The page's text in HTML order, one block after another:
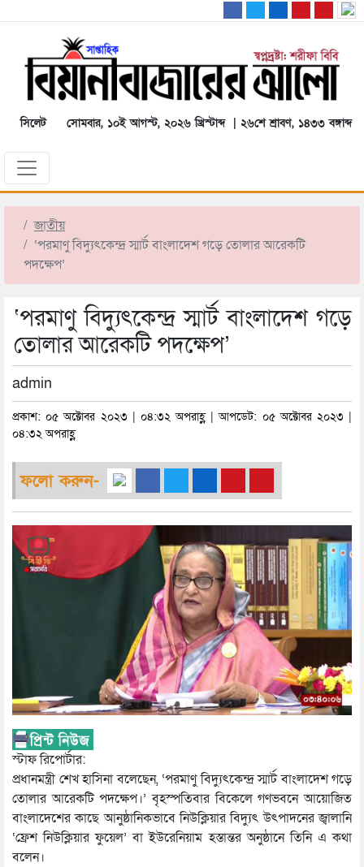
সিলেট সোমবার, ১০ই আগস্ট, ২০২৬ খ্রিস্টাব্দ | ২৬শে শ্রাবণ, ১৪৩৩ বঙ্গাব্দ
জাতীয়
‘পরমাণু বিদ্যুৎকেন্দ্র স্মার্ট বাংলাদেশ গড়ে তোলার আরেকটি
পদক্ষেপ’
‘পরমাণু বিদ্যুৎকেন্দ্র স্মার্ট বাংলাদেশ গড়ে
তোলার আরেকটি পদক্ষেপ’
admin
প্রকাশ: ০৫ অক্টোবর ২০২৩ | ০৪:৩২ অপরাহ্ণ | আপডেট: ০৫ অক্টোবর ২০২৩ |
০৪:৩২ অপরাহ্ণ
ফলো করুন-
স্টাফ রিপোর্টার:
প্রধানমন্ত্রী শেখ হাসিনা বলেছেন, ‘পরমাণু বিদ্যুৎকেন্দ্র স্মার্ট বাংলাদেশ গড়ে
তোলার আরেকটি পদক্ষেপ।’ বৃহস্পতিবার বিকেলে গণভবনে আয়োজিত
বাংলাদেশের কাছে আনুষ্ঠানিকভাবে নিউক্লিয়ার বিদ্যুৎ উৎপাদনের জ্বালানি
‘ফ্রেশ নিউক্লিয়ার ফুয়েল’ বা ইউরেনিয়াম হস্তান্তর অনুষ্ঠানে তিনি এ কথা
বলেন।